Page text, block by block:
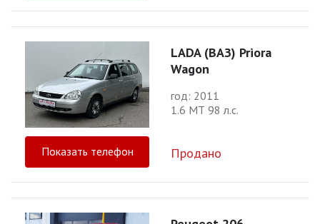
LADA (ВАЗ) Priora
Wagon
год: 2011
1.6 МТ 98 л.с.
Показать телефон Продано